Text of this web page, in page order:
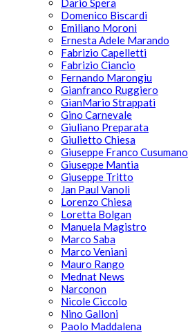
Dario Spera
Domenico Biscardi
Emiliano Moroni
Ernesta Adele Marando
Fabrizio Capelletti
Fabrizio Ciancio
Fernando Marongiu
Gianfranco Ruggiero
GianMario Strappati
Gino Carnevale
Giuliano Preparata
Giulietto Chiesa
Giuseppe Franco Cusumano
Giuseppe Mantia
Giuseppe Tritto
Jan Paul Vanoli
Lorenzo Chiesa
Loretta Bolgan
Manuela Magistro
Marco Saba
Marco Veniani
Mauro Rango
Mednat News
Narconon
Nicole Ciccolo
Nino Galloni
Paolo Maddalena